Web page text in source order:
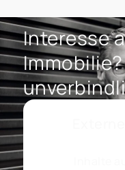
Interesse